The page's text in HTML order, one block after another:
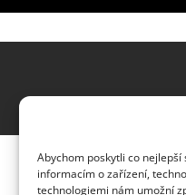
Abychom poskytli co
informacím o zařízení,
technologiemi nám umožní